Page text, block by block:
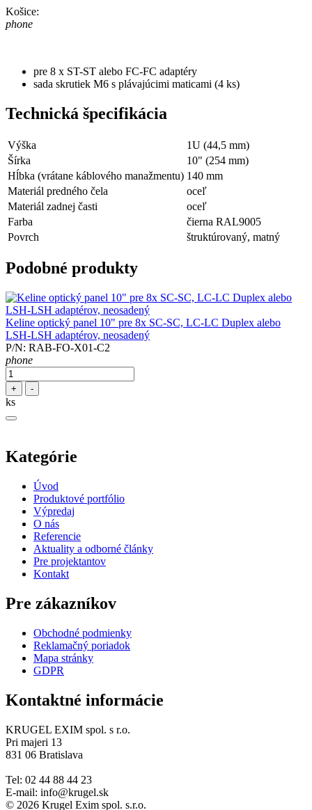
Košice:
phone
pre 8 x ST-ST alebo FC-FC adaptéry
sada skrutiek M6 s plávajúcimi maticami (4 ks)
Technická špecifikácia
Výška
1U (44,5 mm)
Šírka
10" (254 mm)
Hĺbka (vrátane káblového manažmentu) 140 mm
Materiál predného čela
oceľ
Materiál zadnej časti
oceľ
Farba
čierna RAL9005
Povrch
štruktúrovaný, matný
Podobné produkty
Keline optický panel 10" pre 8x SC-SC, LC-LC Duplex alebo
LSH-LSH adaptérov, neosadený
P/N: RAB-FO-X01-C2
phone
+ -
ks
Kategórie
Úvod
Produktové portfólio
Výpredaj
O nás
Referencie
Aktuality a odborné články
Pre projektantov
Kontakt
Pre zákazníkov
Obchodné podmienky
Reklamačný poriadok
Mapa stránky
GDPR
Kontaktné informácie
KRUGEL EXIM spol. s r.o.
Pri majeri 13
831 06 Bratislava
Tel: 02 44 88 44 23
E-mail: info@krugel.sk
© 2026 Krugel Exim spol. s.r.o.